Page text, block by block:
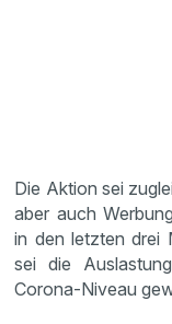
Die Aktion sei
aber auch
in den letzten drei
sei die
Corona-Niveau